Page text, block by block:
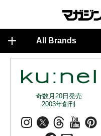
All Brands
奇数月20日発売
2003年創刊